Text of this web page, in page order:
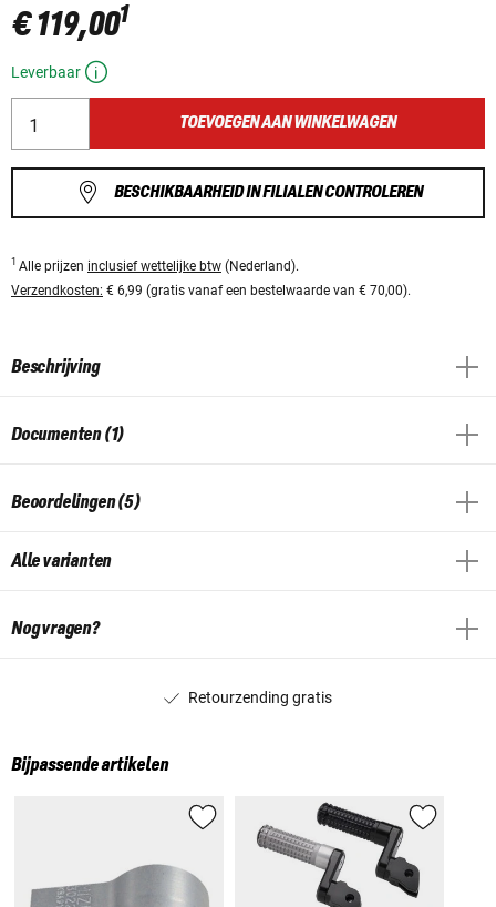
€ 119,001
Leverbaar
TOEVOEGEN AAN WINKELWAGEN
BESCHIKBAARHEID IN FILIALEN CONTROLEREN
1 Alle prijzen inclusief wettelijke btw (Nederland).
Verzendkosten: € 6,99 (gratis vanaf een bestelwaarde van € 70,00).
Beschrijving
Documenten (1)
Beoordelingen (5)
Alle varianten
Nog vragen?
Retourzending gratis
Bijpassende artikelen